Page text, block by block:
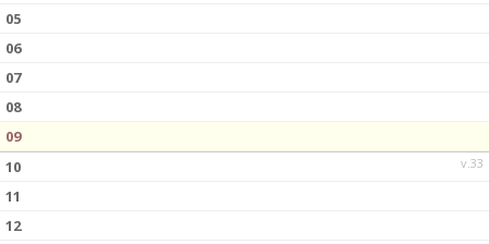
05
06
07
08
09
v.33
10
11
12